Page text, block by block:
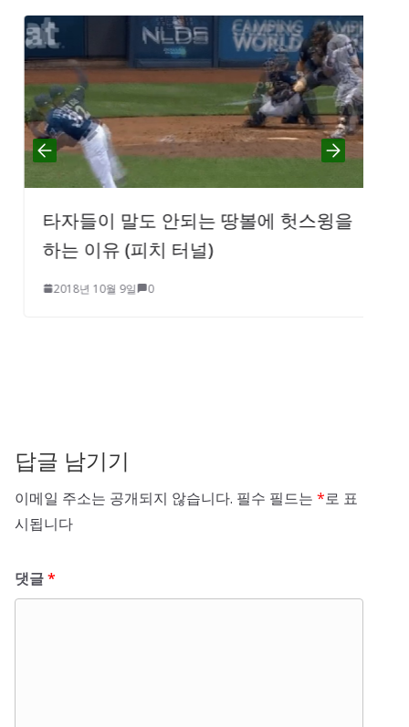
타자들이 말도 안되는 땅볼에 헛스윙을
하는 이유 (피치 터널)
2018년 10월 9일 0
답글 남기기
이메일 주소는 공개되지 않습니다. 필수 필드는 *로 표
시됩니다
댓글*